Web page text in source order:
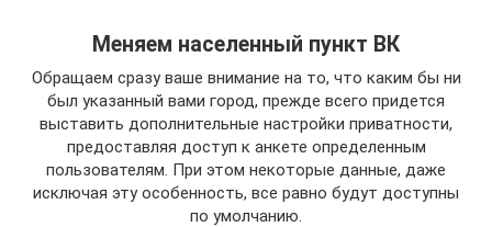
Меняем населенный пункт ВК
Обращаем сразу ваше внимание на то, что каким бы ни
был указанный вами город, прежде всего придется
выставить дополнительные настройки приватности,
предоставляя доступ к анкете определенным
пользователям. При этом некоторые данные, даже
исключая эту особенность, все равно будут доступны
по умолчанию.